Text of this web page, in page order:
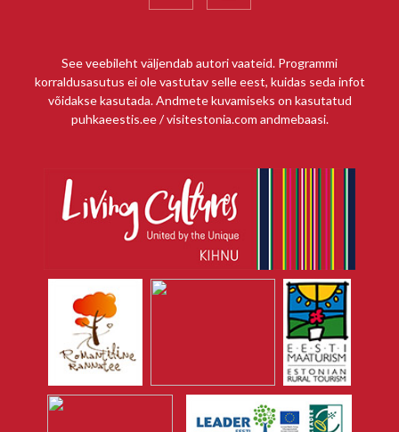
See veebileht väljendab autori vaateid. Programmi
korraldusasutus ei ole vastutav selle eest, kuidas seda infot
võidakse kasutada. Andmete kuvamiseks on kasutatud
puhkaeestis.ee / visitestonia.com andmebaasi.